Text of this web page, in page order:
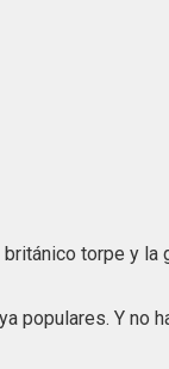
torpe y
populares. Y no